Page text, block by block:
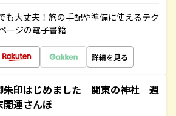
も大丈夫！旅の手配や準備に使えるテク
ージの電子書籍
詳細を見る
朱印はじめました 関東の神社 週
開運さんぽ